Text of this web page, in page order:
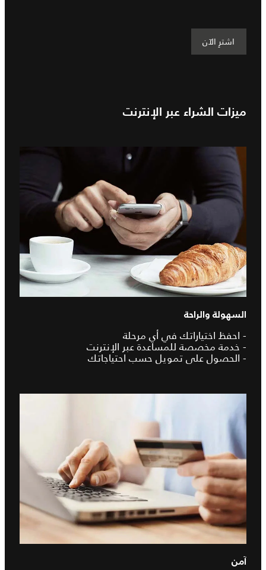
اشترِ الآن
ميزات الشراء عبر الإنترنت
السهولة والراحة
- احفظ اختياراتك في أي مرحلة
- خدمة مخصصة للمساعدة عبر الإنترنت
- الحصول على تمويل حسب احتياجاتك
آمن